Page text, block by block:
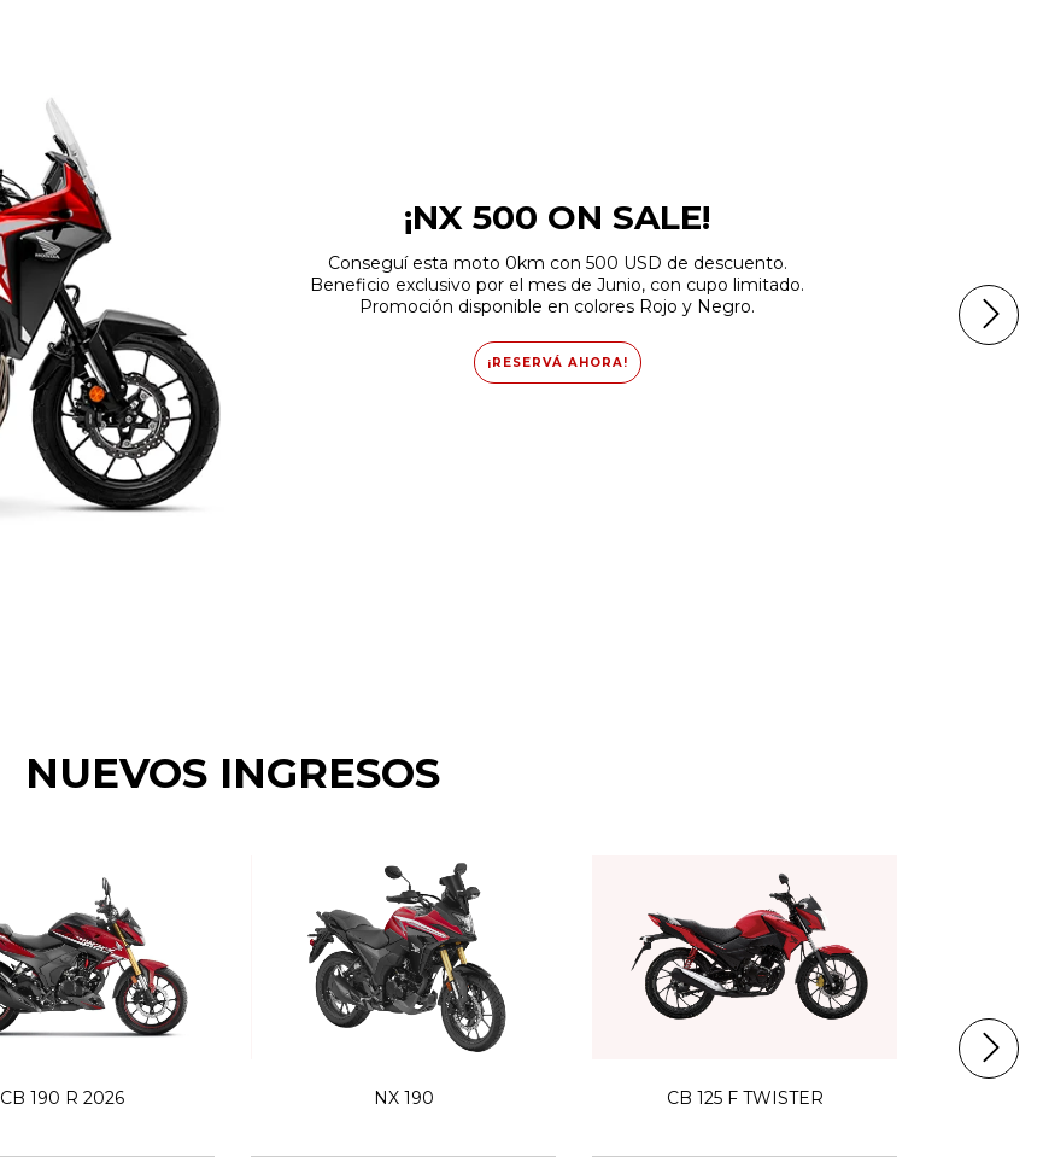
¡NX 500 ON SALE!
Conseguí esta moto 0km con 500 USD de descuento.
Beneficio exclusivo por el mes de Junio, con cupo limitado.
Promoción disponible en colores Rojo y Negro.
¡RESERVÁ AHORA!
NUEVOS INGRESOS
CB 190 R 2026 NX 190 CB 125 F TWISTER